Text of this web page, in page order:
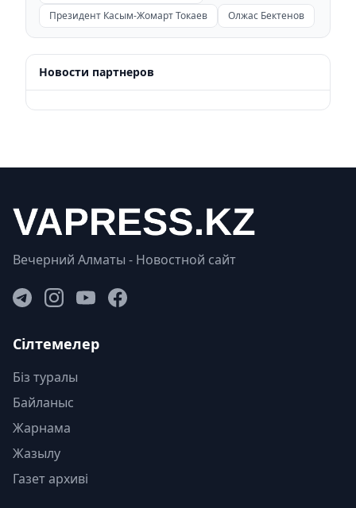
Президент Касым-Жомарт Токаев
Олжас Бектенов
Новости партнеров
Вечерний Алматы - Новостной сайт
Сілтемелер
Біз туралы
Байланыс
Жарнама
Жазылу
Газет архиві